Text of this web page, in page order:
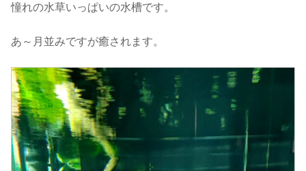
憧れの水草いっぱいの水槽です。
あ～月並みですが癒されます。